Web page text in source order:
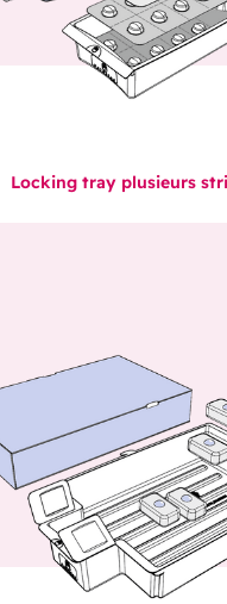
Locking tray plusieurs